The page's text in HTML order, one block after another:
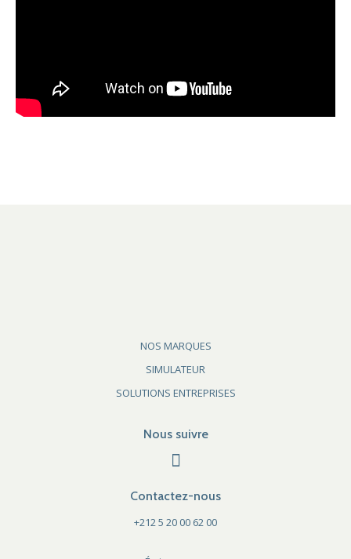
NOS MARQUES
SIMULATEUR
SOLUTIONS ENTREPRISES
Nous suivre
Contactez-nous
+212 5 20 00 62 00